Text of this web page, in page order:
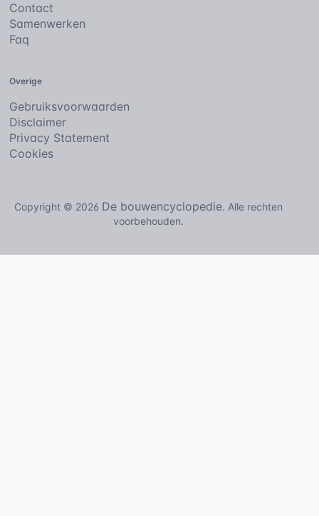
Contact
Samenwerken
Faq
Overige
Gebruiksvoorwaarden
Disclaimer
Privacy Statement
Cookies
Copyright © 2026 De bouwencyclopedie. Alle rechten
voorbehouden.